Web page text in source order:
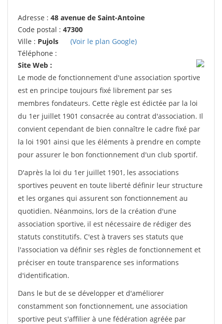
Adresse : 48 avenue de Saint-Antoine
Code postal : 47300
Ville : Pujols
(Voir le plan Google)
Téléphone :
Site Web :
Le mode de fonctionnement d'une association sportive
est en principe toujours fixé librement par ses
membres fondateurs. Cette règle est édictée par la loi
du 1er juillet 1901 consacrée au contrat d'association. Il
convient cependant de bien connaître le cadre fixé par
la loi 1901 ainsi que les éléments à prendre en compte
pour assurer le bon fonctionnement d'un club sportif.
D'après la loi du 1er juillet 1901, les associations
sportives peuvent en toute liberté définir leur structure
et les organes qui assurent son fonctionnement au
quotidien. Néanmoins, lors de la création d'une
association sportive, il est nécessaire de rédiger des
statuts constitutifs. C'est à travers ses statuts que
l'association va définir ses règles de fonctionnement et
préciser en toute transparence ses informations
d'identification.
Dans le but de se développer et d'améliorer
constamment son fonctionnement, une association
sportive peut s'affilier à une fédération agréée par